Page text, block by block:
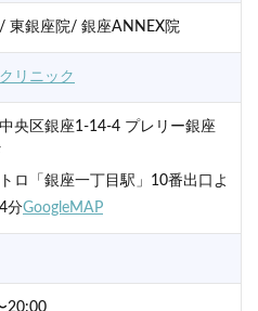
東銀座院/ 銀座ANNEX院
リニック
央区銀座1-14-4 プレリー銀座
ロ「銀座一丁目駅」10番出口よ
分GoogleMAP
20:00